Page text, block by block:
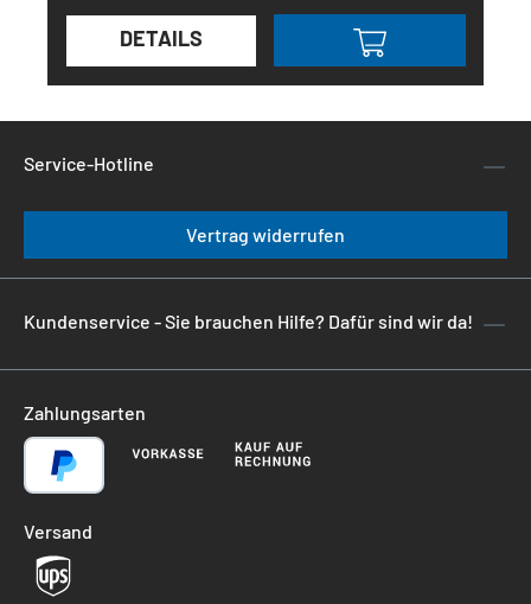
DETAILS
Service-Hotline
Vertrag widerrufen
Kundenservice - Sie brauchen Hilfe? Dafür sind wir da!
Zahlungsarten
Versand